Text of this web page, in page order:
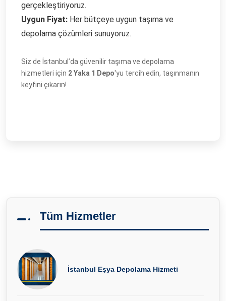
gerçekleştiriyoruz.
Uygun Fiyat: Her bütçeye uygun taşıma ve
depolama çözümleri sunuyoruz.
Siz de İstanbul’da güvenilir taşıma ve depolama
hizmetleri için 2 Yaka 1 Depo'yu tercih edin, taşınmanın
keyfini çıkarın!
Tüm Hizmetler
İstanbul Eşya Depolama Hizmeti